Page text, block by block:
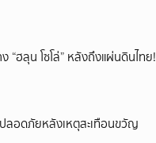
“ฮลุน โซโล่” หลังถึงแผ่นดินไทย!
ลอดภัยหลังเหตุสะเทือนขวัญ